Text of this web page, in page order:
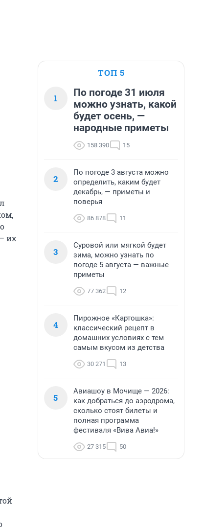
их
ТОП 5
1
По погоде 31 июля
можно узнать, какой
будет осень, —
народные приметы
158 390 15
2
По погоде 3 августа можно
определить, каким будет
декабрь, — приметы и
поверья
86 878 11
3
Суровой или мягкой будет
зима, можно узнать по
погоде 5 августа — важные
приметы
77 362 12
4
Пирожное «Картошка»:
классический рецепт в
домашних условиях с тем
самым вкусом из детства
30 271 13
5
Авиашоу в Мочище — 2026:
как добраться до аэродрома,
сколько стоят билеты и
полная программа
фестиваля «Вива Авиа!»
27 315 50